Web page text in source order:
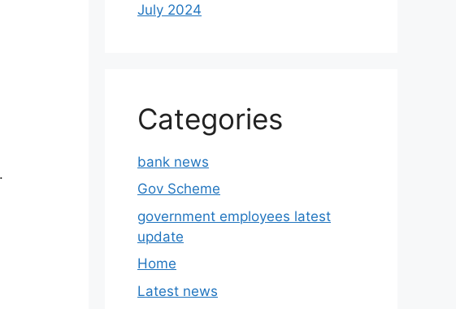
July 2024
Categories
bank news
Gov Scheme
government employees latest
update
Home
Latest news